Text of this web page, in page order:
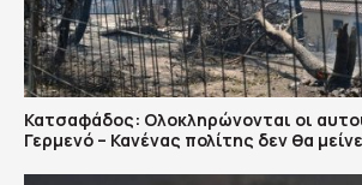
Κατσαφάδος: Ολοκληρώνονται οι
Γερμενό – Κανένας πολίτης δεν θα